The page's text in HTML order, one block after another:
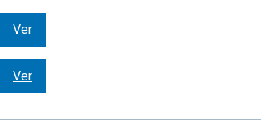
Ver
Ver